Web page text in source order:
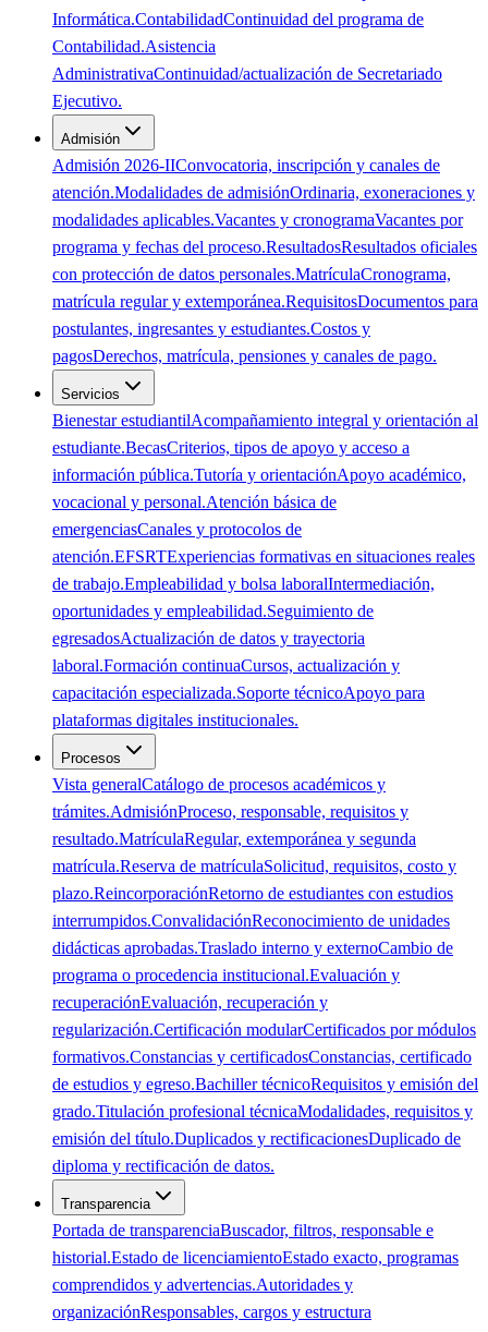
Informática.ContabilidadContinuidad del programa de
Contabilidad.Asistencia
AdministrativaContinuidad/actualización de Secretariado
Ejecutivo.
Admisión
Admisión 2026-IIConvocatoria, inscripción y canales de
atención.Modalidades de admisiónOrdinaria, exoneraciones y
modalidades aplicables.Vacantes y cronogramaVacantes por
programa y fechas del proceso.ResultadosResultados oficiales
con protección de datos personales.MatrículaCronograma,
matrícula regular y extemporánea.RequisitosDocumentos para
postulantes, ingresantes y estudiantes.Costos y
pagosDerechos, matrícula, pensiones y canales de pago.
Servicios
Bienestar estudiantilAcompañamiento integral y orientación al
estudiante.BecasCriterios, tipos de apoyo y acceso a
información pública.Tutoría y orientaciónApoyo académico,
vocacional y personal.Atención básica de
emergenciasCanales y protocolos de
atención.EFSRTExperiencias formativas en situaciones reales
de trabajo.Empleabilidad y bolsa laboralIntermediación,
oportunidades y empleabilidad.Seguimiento de
egresadosActualización de datos y trayectoria
laboral.Formación continuaCursos, actualización y
capacitación especializada.Soporte técnicoApoyo para
plataformas digitales institucionales.
Procesos
Vista generalCatálogo de procesos académicos y
trámites.AdmisiónProceso, responsable, requisitos y
resultado.MatrículaRegular, extemporánea y segunda
matrícula.Reserva de matrículaSolicitud, requisitos, costo y
plazo.ReincorporaciónRetorno de estudiantes con estudios
interrumpidos.ConvalidaciónReconocimiento de unidades
didácticas aprobadas.Traslado interno y externoCambio de
programa o procedencia institucional.Evaluación y
recuperaciónEvaluación, recuperación y
regularización.Certificación modularCertificados por módulos
formativos.Constancias y certificadosConstancias, certificado
de estudios y egreso.Bachiller técnicoRequisitos y emisión del
grado.Titulación profesional técnicaModalidades, requisitos y
emisión del título.Duplicados y rectificacionesDuplicado de
diploma y rectificación de datos.
Transparencia
Portada de transparenciaBuscador, filtros, responsable e
historial.Estado de licenciamientoEstado exacto, programas
comprendidos y advertencias.Autoridades y
organizaciónResponsables, cargos y estructura